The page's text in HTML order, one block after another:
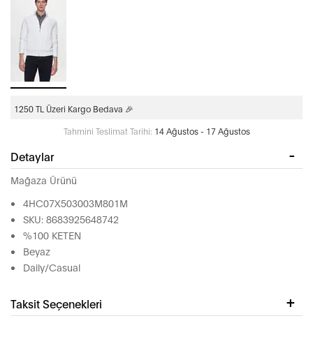
1250 TL Üzeri Kargo Bedava 🎉
Tahmini Teslimat Tarihi: 14 Ağustos - 17 Ağustos
Detaylar
Mağaza Ürünü
4HC07X503003M801M
SKU: 8683925648742
%100 KETEN
Beyaz
Daily/Casual
Taksit Seçenekleri